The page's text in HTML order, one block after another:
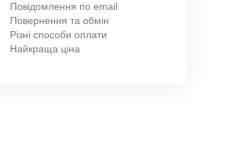
Повідомлення по email
Повернення та обмін
Різні способи оплати
Найкраща ціна